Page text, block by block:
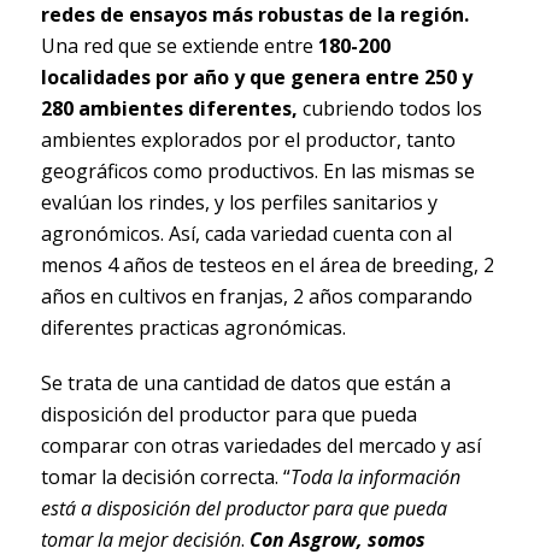
redes de ensayos más robustas de la región.
Una red que se extiende entre 180-200
localidades por año y que genera entre 250 y
280 ambientes diferentes, cubriendo todos los
ambientes explorados por el productor, tanto
geográficos como productivos. En las mismas se
evalúan los rindes, y los perfiles sanitarios y
agronómicos. Así, cada variedad cuenta con al
menos 4 años de testeos en el área de breeding, 2
años en cultivos en franjas, 2 años comparando
diferentes practicas agronómicas.
Se trata de una cantidad de datos que están a
disposición del productor para que pueda
comparar con otras variedades del mercado y así
tomar la decisión correcta. “Toda la información
está a disposición del productor para que pueda
tomar la mejor decisión. Con Asgrow, somos